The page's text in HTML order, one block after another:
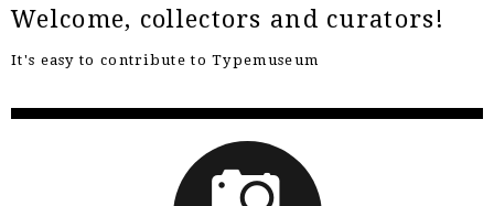
Welcome, collectors and curators!
It's easy to contribute to Typemuseum